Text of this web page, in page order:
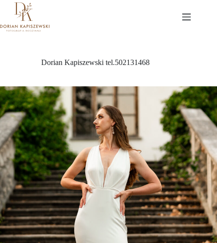
Przejdź
Dorian Kapiszewski tel.502131468